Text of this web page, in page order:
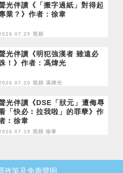
光伴讀《「搬字過紙」對得起
業？》作者：徐韋
視頻
光伴讀《明犯強漢者 雖遠必
！》作者：馮煒光
視頻 馮煒光
光伴讀《DSE「狀元」遭侮辱
「快必︰拉我啦」的罪孽》作
︰徐韋
視頻 徐韋
政策及免責聲明